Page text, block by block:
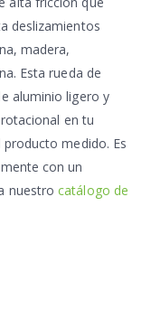
deslizamientos
madera,
Esta rueda de
aluminio ligero y
en tu
medido. Es
con un
nuestrocatálogo de